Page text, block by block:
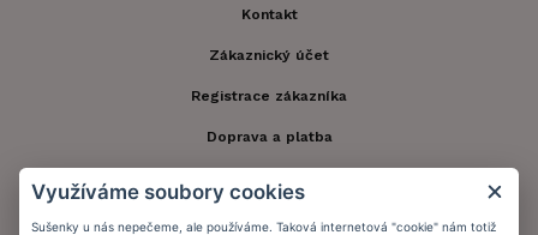
Kontakt
Zákaznický účet
Registrace zákazníka
Doprava a platba
Ochrana osobních údajů
Využíváme soubory cookies
Sušenky u nás nepečeme, ale používáme. Taková internetová "cookie" nám totiž